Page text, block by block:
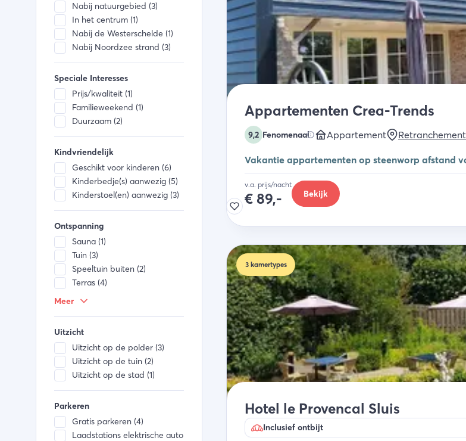
Nabij natuurgebied (3)
In het centrum (1)
Nabij de Westerschelde (1)
Nabij Noordzee strand (3)
Speciale Interesses
Prijs/kwaliteit (1)
Familieweekend (1)
Duurzaam (2)
Kindvriendelijk
Geschikt voor kinderen (6)
Kinderbedje(s) aanwezig (5)
Kinderstoel(en) aanwezig (3)
Ontspanning
Sauna (1)
Tuin (3)
Speeltuin buiten (2)
Terras (4)
Recreatieruimte (1)
Jeu de boulesbaan (1)
Meer
Uitzicht
Uitzicht op de polder (3)
Uitzicht op de tuin (2)
Uitzicht op de stad (1)
Parkeren
Gratis parkeren (4)
Laadstations elektrische auto
Appartementen Crea-Trends
9,2 Fenomenaal Appartement Retranchement
Vakantie appartementen op steenworp afstand
v.a. prijs/nacht
€ 89,- Bekijk
3 kamertypes
Hotel le Provencal Sluis
Inclusief ontbijt